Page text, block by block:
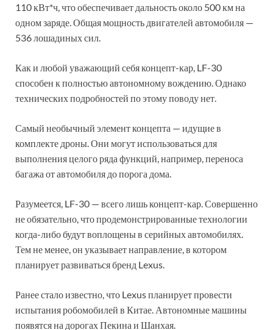
110 кВт*ч, что обеспечивает дальность около 500 км на
одном заряде. Общая мощность двигателей автомобиля —
536 лошадиных сил.
Как и любой уважающий себя концепт-кар, LF-30
способен к полностью автономному вождению. Однако
технических подробностей по этому поводу нет.
Самый необычный элемент концепта — идущие в
комплекте дроны. Они могут использоваться для
выполнения целого ряда функций, например, переноса
багажа от автомобиля до порога дома.
Разумеется, LF-30 — всего лишь концепт-кар. Совершенно
не обязательно, что продемонстрированные технологии
когда-либо будут воплощены в серийных автомобилях.
Тем не менее, он указывает направление, в котором
планирует развиваться бренд Lexus.
Ранее стало известно, что Lexus планирует провести
испытания робомобилей в Китае. Автономные машины
появятся на дорогах Пекина и Шанхая.